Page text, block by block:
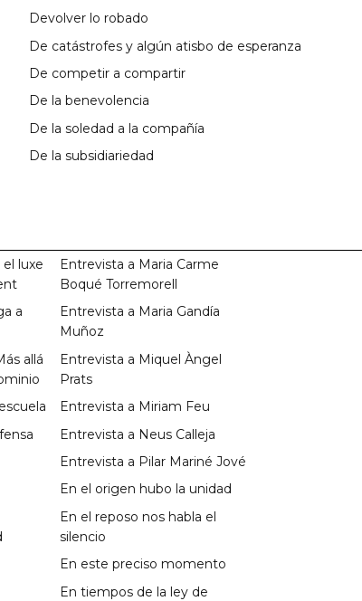
Devolver lo robado
De catástrofes y algún atisbo de esperanza
De competir a compartir
De la benevolencia
De la soledad a la compañía
De la subsidiariedad
luxe
a
allá
Entrevista a Maria Carme
Boqué Torremorell
Entrevista a Maria Gandía
Muñoz
Entrevista a Miquel Àngel
Prats
Entrevista a Miriam Feu
Entrevista a Neus Calleja
Entrevista a Pilar Mariné Jové
En el origen hubo la unidad
En el reposo nos habla el
silencio
En este preciso momento
En tiempos de la ley de